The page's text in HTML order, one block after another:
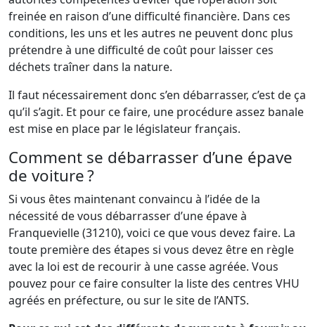
freinée en raison d’une difficulté financière. Dans ces
conditions, les uns et les autres ne peuvent donc plus
prétendre à une difficulté de coût pour laisser ces
déchets traîner dans la nature.
Il faut nécessairement donc s’en débarrasser, c’est de ça
qu’il s’agit. Et pour ce faire, une procédure assez banale
est mise en place par le législateur français.
Comment se débarrasser d’une épave
de voiture ?
Si vous êtes maintenant convaincu à l’idée de la
nécessité de vous débarrasser d’une épave à
Franquevielle (31210), voici ce que vous devez faire. La
toute première des étapes si vous devez être en règle
avec la loi est de recourir à une casse agréée. Vous
pouvez pour ce faire consulter la liste des centres VHU
agréés en préfecture, ou sur le site de l’ANTS.